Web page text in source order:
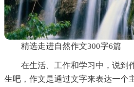
精选走进自然作文300字6篇
在生活、工作和学习中，说到
生吧，作文是通过文字来表达一个